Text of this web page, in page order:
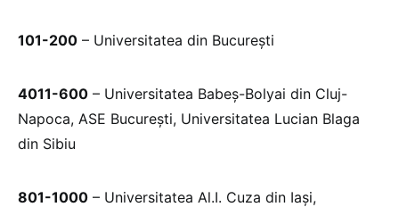
101-200 – Universitatea din București
4011-600 – Universitatea Babeș-Bolyai din Cluj-
Napoca, ASE București, Universitatea Lucian Blaga
din Sibiu
801-1000 – Universitatea Al.I. Cuza din Iași,